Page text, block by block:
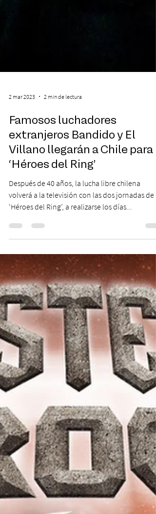
2 min de lectura
Famosos luchadores
extranjeros Bandido y El
Villano llegarán a Chile para
‘Héroes del Ring’
Después de 40 años, la lucha libre chilena
volverá a la televisión con las dos jornadas de
‘Héroes del Ring’, a realizarse los días...